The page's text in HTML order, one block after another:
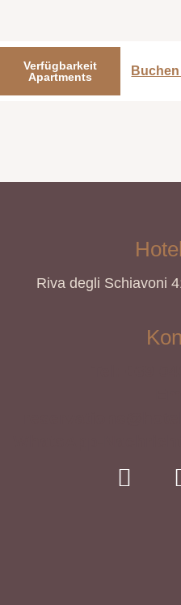
Verfügbarkeit
Apartments
Riva degli Schiavoni